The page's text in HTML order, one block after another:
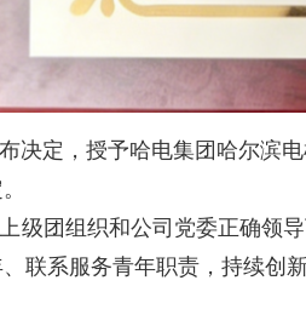
决定，授予哈电集团哈尔滨
级团组织和公司党委正确领
联系服务青年职责，持续创